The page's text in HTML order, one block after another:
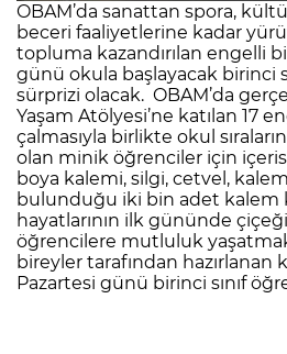
OBAM’da sanattan spora,
beceri faaliyetlerine kadar
topluma kazandırılan engelli
günü okula başlayacak birinci
sürprizi olacak. OBAM’da
Yaşam Atölyesi’ne katılan 17
çalmasıyla birlikte okul
olan minik öğrenciler için
boya kalemi, silgi, cetvel,
bulunduğu iki bin adet kalem
hayatlarının ilk gününde
öğrencilere mutluluk
bireyler tarafından hazırlanan
Pazartesi günü birinci sınıf